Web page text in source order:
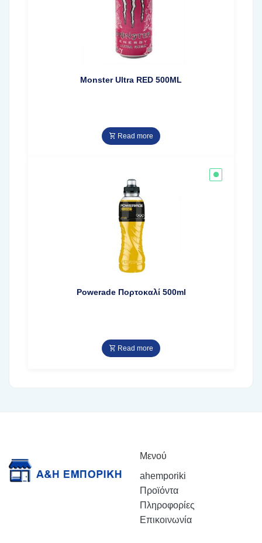
Monster Ultra RED 500ML
Read more
Powerade Πορτoκαλί 500ml
Read more
Μενού
ahemporiki
Προϊόντα
Πληροφορίες
Επικοινωνία